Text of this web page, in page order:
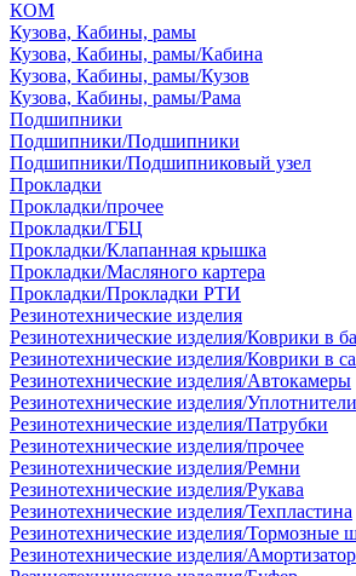
КОМ
Кузова, Кабины, рамы
Кузова, Кабины, рамы/Кабина
Кузова, Кабины, рамы/Кузов
Кузова, Кабины, рамы/Рама
Подшипники
Подшипники/Подшипники
Подшипники/Подшипниковый узел
Прокладки
Прокладки/прочее
Прокладки/ГБЦ
Прокладки/Клапанная крышка
Прокладки/Масляного картера
Прокладки/Прокладки РТИ
Резинотехнические изделия
Резинотехнические изделия/Коврики в
Резинотехнические изделия/Коврики в
Резинотехнические изделия/Автокамеры
Резинотехнические изделия/Уплотнители
Резинотехнические изделия/Патрубки
Резинотехнические изделия/прочее
Резинотехнические изделия/Ремни
Резинотехнические изделия/Рукава
Резинотехнические изделия/Техпластина
Резинотехнические изделия/Тормозные
Резинотехнические изделия/